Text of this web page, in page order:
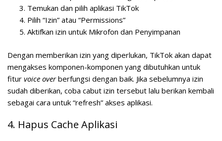
Temukan dan pilih aplikasi TikTok
Pilih “Izin” atau “Permissions”
Aktifkan izin untuk Mikrofon dan Penyimpanan
Dengan memberikan izin yang diperlukan, TikTok akan dapat
mengakses komponen-komponen yang dibutuhkan untuk
fitur voice overberfungsi dengan baik. Jika sebelumnya izin
sudah diberikan, coba cabut izin tersebut lalu berikan kembali
sebagai cara untuk “refresh” akses aplikasi.
4. Hapus Cache Aplikasi